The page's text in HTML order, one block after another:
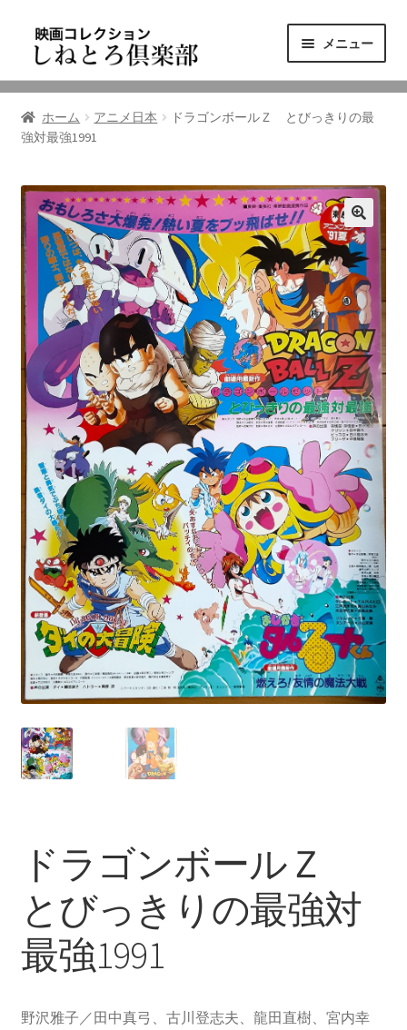
ゲ
シ
ョ
へ
ス
キ
ッ
プ
テ
ツ
へ
キ
ッ
プ
メニュー
ニュース
映画コレクション
東三河の映画館
しねとろ倶楽部について
リンクの旅
ホーム アニメ日本
ドラゴンボールＺ とびっきりの最
強対最強1991
ドラゴンボールＺ
とびっきりの最強対
最強1991
野沢雅子／田中真弓、古川登志夫、龍田直樹、宮内幸